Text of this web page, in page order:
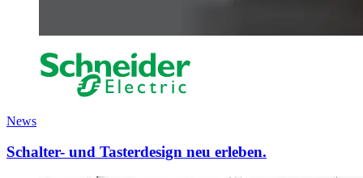
News
Schalter- und Tasterdesign neu erleben.